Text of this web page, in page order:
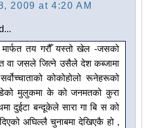
2009 at 4:20 AM
तय गरौँ यस्तो खेल -जसको
वा जसले जित्ने उसैले देश कब्जामा
कोकोहोलो रूनेहरूको
मुलुकमा के को जनमतको कुरा
दुईटा बन्दूकेले सारा गा बि स को
अघिल्लै चुनाबमा देखिएकै हो ,